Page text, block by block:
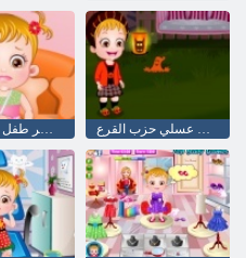
الكسر طفل عسلي اليد طفل عسلي حزب القرع